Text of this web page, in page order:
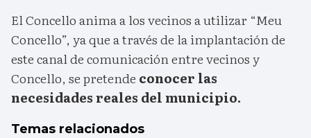
El Concello anima a los vecinos a utilizar “Meu
Concello”, ya que a través de la implantación de
este canal de comunicación entre vecinos y
Concello, se pretende conocer las
necesidades reales del municipio.
Temas relacionados